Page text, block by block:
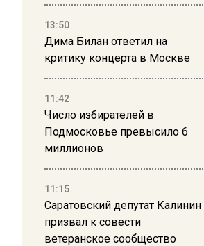
13:50
Дима Билан ответил на
критику концерта в Москве
11:42
Число избирателей в
Подмосковье превысило 6
миллионов
11:15
Саратовский депутат Калинин
призвал к совести
ветеранское сообщество